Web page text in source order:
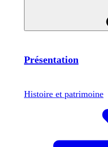
Présentation
Histoire et patrimoine